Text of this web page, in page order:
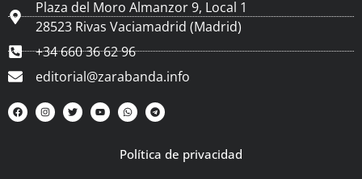
Plaza del Moro Almanzor 9, Local 1
28523 Rivas Vaciamadrid (Madrid)
+34 660 36 62 96
editorial@zarabanda.info
Política de privacidad